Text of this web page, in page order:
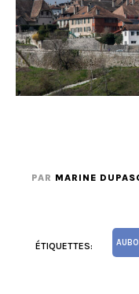
PAR MARINE
ÉTIQUETTES: